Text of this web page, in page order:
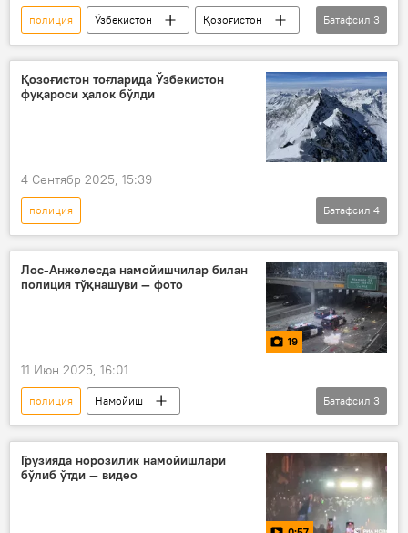
полиция Ўзбекистон
Қозоғистон
жарима
атом бомбаси
Батафсил 3
Қозоғистон тоғларида Ўзбекистон
фуқароси ҳалок бўлди
4 Сентябр 2025, 15:39
полиция
Фавқулодда вазиятлар вазирлиги (ФВВ)
Чимкент
Қозоғистон
Ҳодисалар
Батафсил 4
Лос-Анжелесда намойишчилар билан
полиция тўқнашуви — фото
19
11 Июн 2025, 16:01
полиция
Намойиш
Норозилик намойиши
АҚШ
Фото
Батафсил 3
Грузияда норозилик намойишлари
бўлиб ўтди — видео